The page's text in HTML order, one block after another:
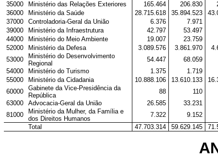
35000
Ministério das Relações Exteriores 165.464 206.830
36000
Ministério da Saúde 28.715.618 35.894.523
37000
Controladoria-Geral da União 6.376
7.971
39000
Ministério da Infraestrutura 42.797
53.497
44000
Ministério do Meio Ambiente 19.007
23.759
52000
Ministério da Defesa 3.089.576 3.861.970
53000
Ministério do Desenvolvimento
Regional
54.447
68.059
54000
Ministério do Turismo 1.375
1.719
55000
Ministério da Cidadania 10.888.106 13.610.133
60000
Gabinete da Vice-Presidência da
República
88
110
63000
Advocacia-Geral da União 26.585
33.231
81000
Ministério da Mulher, da Família e
dos Direitos Humanos
7.322
9.152
Total
47.703.314 59.629.145